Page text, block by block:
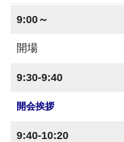
9:00～
開場
9:30-9:40
開会挨拶
9:40-10:20